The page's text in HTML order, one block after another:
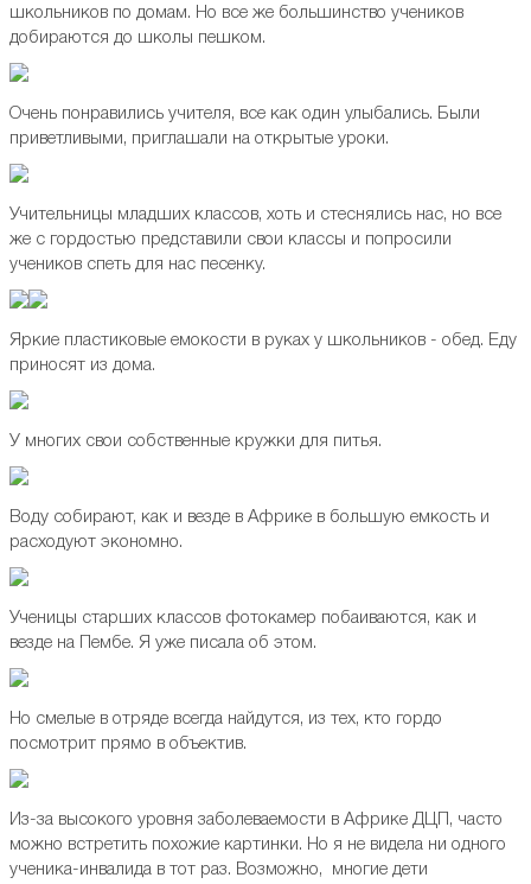
школьников по домам. Но все же большинство учеников
добираются до школы пешком.
Очень понравились учителя, все как один улыбались. Были
приветливыми, приглашали на открытые уроки.
Учительницы младших классов, хоть и стеснялись нас, но все
же с гордостью представили свои классы и попросили
учеников спеть для нас песенку.
Яркие пластиковые емокости в руках у школьников - обед. Еду
приносят из дома.
У многих свои собственные кружки для питья.
Воду собирают, как и везде в Африке в большую емкость и
расходуют экономно.
Ученицы старших классов фотокамер побаиваются, как и
везде на Пембе. Я уже писала об этом.
Но смелые в отряде всегда найдутся, из тех, кто гордо
посмотрит прямо в объектив.
Из-за высокого уровня заболеваемости в Африке ДЦП, часто
можно встретить похожие картинки. Но я не видела ни одного
ученика-инвалида в тот раз. Возможно, многие дети